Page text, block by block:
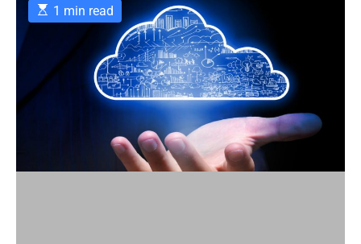
E
s
t
e
t
1 min read